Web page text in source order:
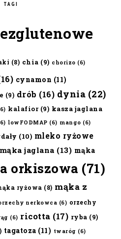
TAGI
(8) chia (9) chorizo (6)
cynamon (11)
(9) drób (16) dynia (22)
kalafior(9) kasza jaglana
lowFODMAP (6) mango (6)
(10) mleko ryżowe
mąka jaglana (13) mąka
orkiszowa (71)
ryżowa (8) mąka z
nerkowca (6) orzechy
(6) ricotta (17) ryba (9)
tagatoza (11) twaróg (6)